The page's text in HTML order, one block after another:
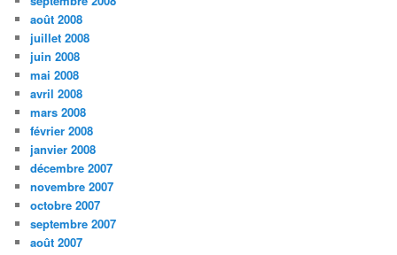
août 2008
juillet 2008
juin 2008
mai 2008
avril 2008
mars 2008
février 2008
janvier 2008
décembre 2007
novembre 2007
octobre 2007
septembre 2007
août 2007